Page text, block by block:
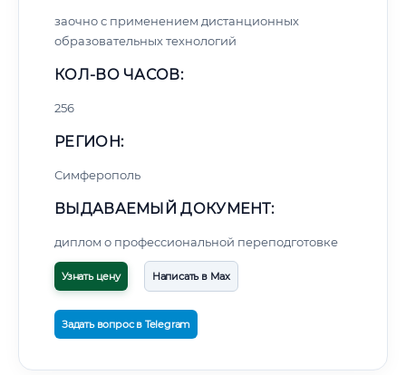
заочно с применением дистанционных
образовательных технологий
КОЛ-ВО ЧАСОВ:
256
РЕГИОН:
Симферополь
ВЫДАВАЕМЫЙ ДОКУМЕНТ:
диплом о профессиональной переподготовке
Узнать цену Написать в Max
Задать вопрос в Telegram